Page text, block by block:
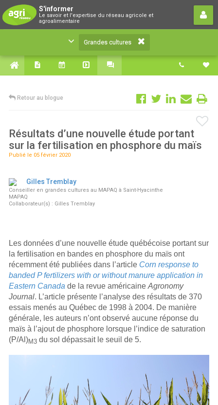
S'informer
Le savoir et l'expertise du réseau agricole et
agroalimentaire
Grandes cultures
Le savoir et l'expertise du réseau agricole et
agroalimentaire
Grandes cultures
Retour au blogue
Résultats d’une nouvelle étude portant
sur la fertilisation en phosphore du maïs
Publié le 05 février 2020
Gilles Tremblay
Conseiller en grandes cultures au MAPAQ à Saint-Hyacinthe
MAPAQ
Collaborateur(s) : Gilles Tremblay
Les données d’une nouvelle étude québécoise portant sur
la fertilisation en bandes en phosphore du maïs ont
récemment été publiées dans l’article Corn response to
banded P fertilizers with or without manure application in
Eastern Canada de la revue américaine Agronomy
Journal. L’article présente l’analyse des résultats de 370
essais menés au Québec de 1998 à 2004. De manière
générale, les auteurs n’ont observé aucune réponse du
maïs à l’ajout de phosphore lorsque l’indice de saturation
(P/Al)M3 du sol dépassait le seuil de 5.